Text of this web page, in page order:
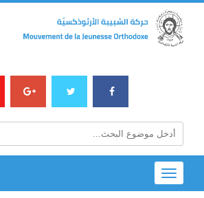
Toggle
navigation